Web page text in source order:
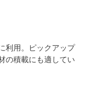
利用。ピックアップ
の積載にも適してい